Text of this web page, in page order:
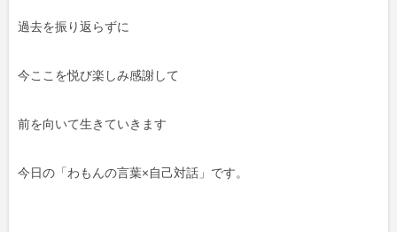
過去を振り返らずに
今ここを悦び楽しみ感謝して
前を向いて生きていきます
今日の「わもんの言葉×自己対話」です。